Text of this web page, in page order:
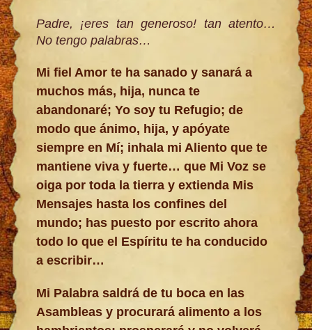
Padre, ¡eres tan generoso! tan atento…
No tengo palabras…
Mi fiel Amor te ha sanado y sanará a
muchos más, hija, nunca te
abandonaré; Yo soy tu Refugio; de
modo que ánimo, hija, y apóyate
siempre en Mí; inhala mi Aliento que te
mantiene viva y fuerte… que Mi Voz se
oiga por toda la tierra y extienda Mis
Mensajes hasta los confines del
mundo; has puesto por escrito ahora
todo lo que el Espíritu te ha conducido
a escribir…
Mi Palabra saldrá de tu boca en las
Asambleas y procurará alimento a los